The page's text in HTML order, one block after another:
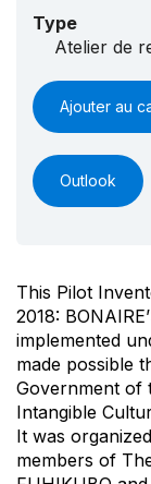
Type
Atelier de
Ajouter au
Outlook
This Pilot
2018:
implemented
made possible
Government of
Intangible
It was
members of